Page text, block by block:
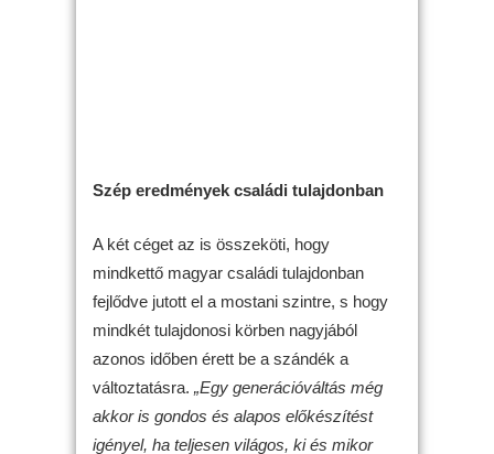
Szép eredmények családi tulajdonban
A két céget az is összeköti, hogy
mindkettő magyar családi tulajdonban
fejlődve jutott el a mostani szintre, s hogy
mindkét tulajdonosi körben nagyjából
azonos időben érett be a szándék a
változtatásra. „Egy generációváltás még
akkor is gondos és alapos előkészítést
igényel, ha teljesen világos, ki és mikor